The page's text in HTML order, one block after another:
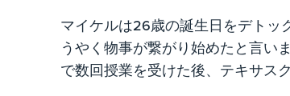
マイケルは26歳の誕生日をデトッ
うやく物事が繋がり始めたと言い
で数回授業を受けた後、テキサス